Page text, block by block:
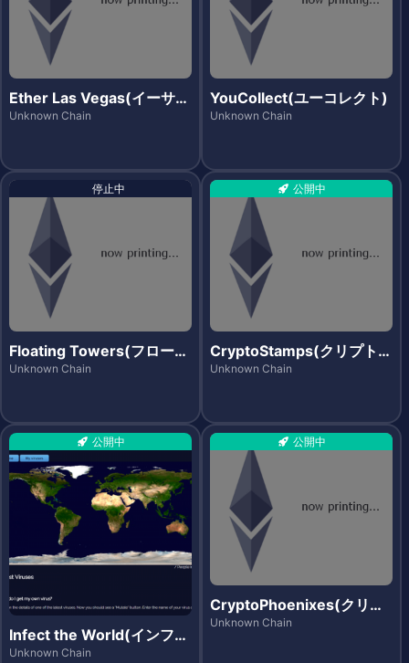
Ether Las Vegas(イーサラ
スベガス)
Unknown Chain
YouCollect(ユーコレクト)
Unknown Chain
停止中
Floating Towers(フローテ
ィングタワーズ)
Unknown Chain
公開中
CryptoStamps(クリプトス
タンプス)
Unknown Chain
公開中
Infect the World(インフェ
クト・ザ・ワールド)
Unknown Chain
公開中
CryptoPhoenixes(クリプ
トフェニックス)
Unknown Chain